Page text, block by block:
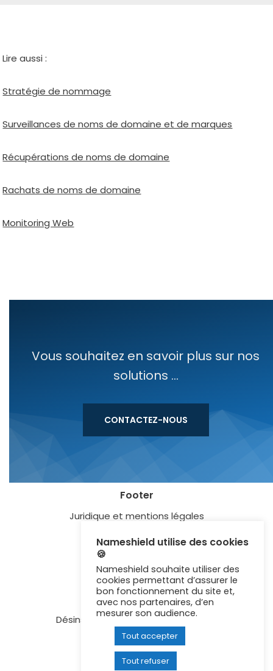
Lire aus­si :
Stratégie de nom­mage
Surveillances de noms de domaine et de marques
Récupérations de noms de domaine
Rachats de noms de domaine
Monitoring Web
Vous souhaitez en savoir plus sur nos
solutions ...
CONTACTEZ-NOUS
Footer
Juridique et mentions légales
Blog
Certification ISO 27001
Newsletter
Désinscription aux communications
Contactez-nous
Recrutement
Nameshield utilise des cookies
🍪
Nameshield souhaite utiliser des
cookies permettant d’assurer le
bon fonctionnement du site et,
avec nos partenaires, d’en
mesurer son audience.
Tout accepter
Tout refuser